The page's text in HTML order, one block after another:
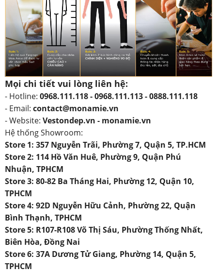
Mọi chi tiết vui lòng liên hệ:
- Hotline: 0968.111.118 - 0968.111.113 - 0888.111.118
- Email: contact@monamie.vn
- Website: Vestondep.vn - monamie.vn
Hệ thống Showroom:
Store 1: 357 Nguyễn Trãi, Phường 7, Quận 5, TP.HCM
Store 2: 114 Hồ Văn Huê, Phường 9, Quận Phú
Nhuận, TPHCM
Store 3: 80-82 Ba Tháng Hai, Phường 12, Quận 10,
TPHCM
Store 4: 92D Nguyễn Hữu Cảnh, Phường 22, Quận
Bình Thạnh, TPHCM
Store 5: R107-R108 Võ Thị Sáu, Phường Thống Nhất,
Biên Hòa, Đồng Nai
Store 6: 37A Dương Tử Giang, Phường 14, Quận 5,
TPHCM